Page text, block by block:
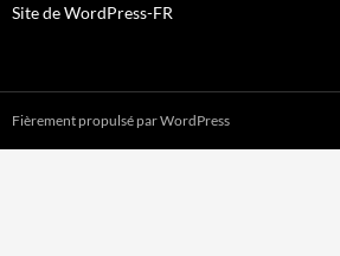
Site de WordPress-FR
Fièrement propulsé par WordPress